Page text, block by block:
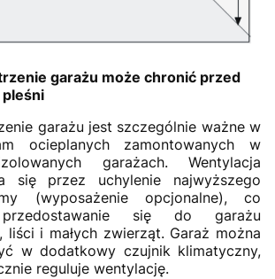
garażu może chronić przed
garażu jest szczególnie ważne w
ocieplanych zamontowanych w
garażach. Wentylacja
się przez uchylenie najwyższego
(wyposażenie opcjonalne), co
przedostawanie się do garażu
liści i małych zwierząt. Garaż można
w dodatkowy czujnik klimatyczny,
reguluje wentylację.